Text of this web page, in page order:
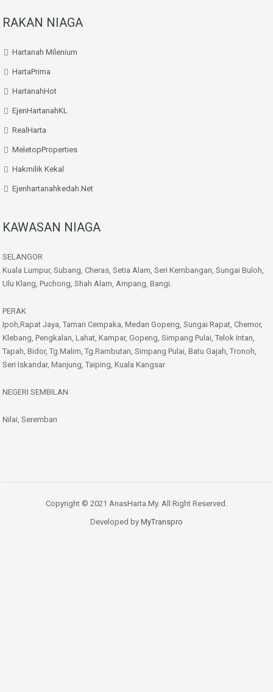
RAKAN NIAGA
Hartanah Milenium
HartaPrima
HartanahHot
EjenHartanahKL
RealHarta
MeletopProperties
Hakmilik Kekal
Ejenhartanahkedah.net
KAWASAN NIAGA
SELANGOR
Kuala Lumpur, Subang, Cheras, Setia Alam, Seri Kembangan, Sungai Buloh,
Ulu Klang, Puchong, Shah Alam, Ampang, Bangi.
PERAK
Ipoh,Rapat Jaya, Taman Cempaka, Medan Gopeng, Sungai Rapat, Chemor,
Klebang, Pengkalan, Lahat, Kampar, Gopeng, Simpang Pulai, Telok Intan,
Tapah, Bidor, Tg.Malim, Tg.Rambutan, Simpang Pulai, Batu Gajah, Tronoh,
Seri Iskandar, Manjung, Taiping, Kuala Kangsar
NEGERI SEMBILAN
Nilai, Seremban
Copyright © 2021 AnasHarta.My. All Right Reserved.
Developed by MyTranspro